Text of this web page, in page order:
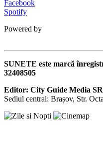
Facebook
Spotify
Powered by
SUNETE este marcă
32408505
Editor: City Guide Media
Sediul central: Brașov, Str.